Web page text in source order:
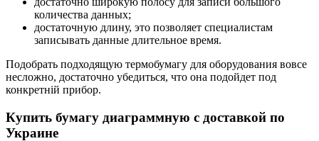
количества данных;
достаточную длину, это позволяет специалистам
записывать данные длительное время.
Подобрать подходящую термобумагу для оборудования вовсе
несложно, достаточно убедиться, что она подойдет под
конкретній прибор.
Купить бумагу диаграммную с доставкой по
Украине